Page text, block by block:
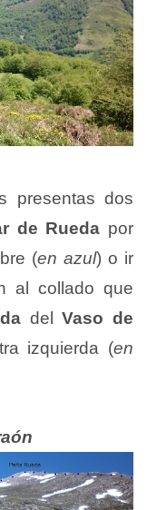
presentas dos
de Rueda por
(en azul) o ir
al collado que
delVaso de
izquierda (en